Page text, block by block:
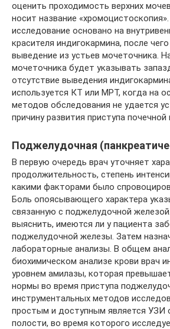
оценить проходимость верхних
носит название
исследование основано на
красителя индигокармина, после
выведение из устьев мочеточника.
мочеточника будет указывать
отсутствие выведения
используется КТ или МРТ, когда на
методов обследования не удается
причину развития приступа почечной
Поджелудочная
В первую очередь врач уточняет
продолжительность, степень
какими факторами было
Боль опоясывающего характера
связанную с поджелудочной
выяснить, имеются ли у пациента
поджелудочной железы. Затем
лабораторные анализы. В общем
биохимическом анализе крови врач
уровнем амилазы, которая
нормы во время приступа
инструментальных методов
простым и доступным является УЗИ
полости, во время которого